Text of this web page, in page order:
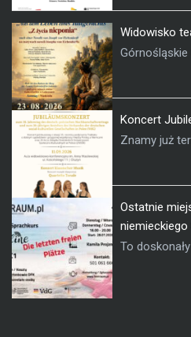
Widowisko
Górnośląskie
Koncert
Znamy już
Ostatnie
niemieckiego
To